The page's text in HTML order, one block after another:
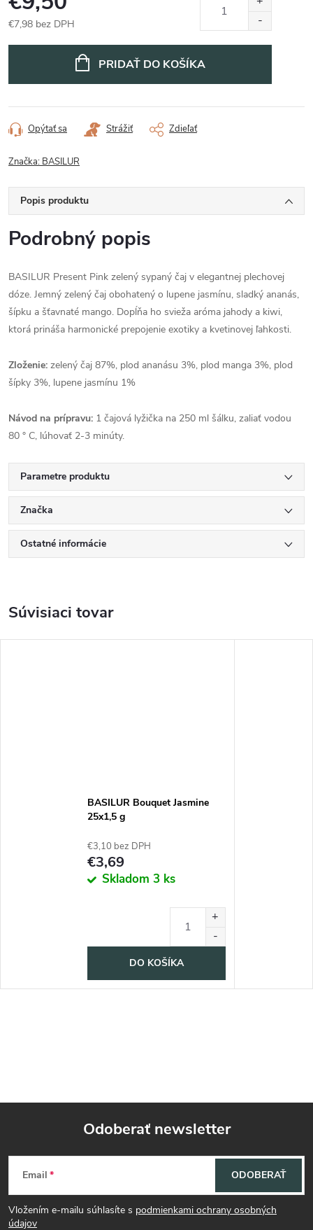
€7,98 bez DPH
PRIDAŤ DO KOŠÍKA
Opýtať sa Strážiť Zdieľať
Značka: BASILUR
Popis produktu
Podrobný popis
BASILUR Present Pink zelený sypaný čaj v elegantnej plechovej
dóze. Jemný zelený čaj obohatený o lupene jasmínu, sladký ananás,
šípku a šťavnaté mango. Dopĺňa ho svieža aróma jahody a kiwi,
ktorá prináša harmonické prepojenie exotiky a kvetinovej ľahkosti.
Zloženie: zelený čaj 87%, plod ananásu 3%, plod manga 3%, plod
šípky 3%, lupene jasmínu 1%
Návod na prípravu: 1 čajová lyžička na 250 ml šálku, zaliať vodou
80 ° C, lúhovať 2-3 minúty.
Parametre produktu
Značka
Ostatné informácie
Súvisiaci tovar
BASILUR Bouquet Jasmine
25x1,5 g
€3,10 bez DPH
€3,69
Skladom 3 ks
DO KOŠÍKA
Z
á
Odoberať newsletter
Email
Vložením e-mailu súhlasíte s podmienkami ochrany osobných
údajov
ODOBERAŤ